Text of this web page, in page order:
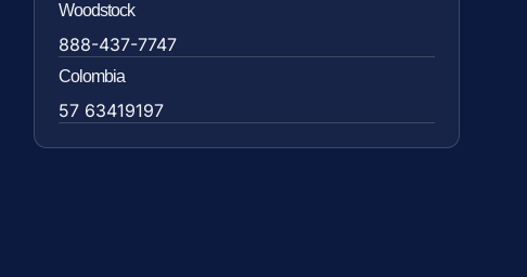
Woodstock
888-437-7747
Colombia
57 63419197